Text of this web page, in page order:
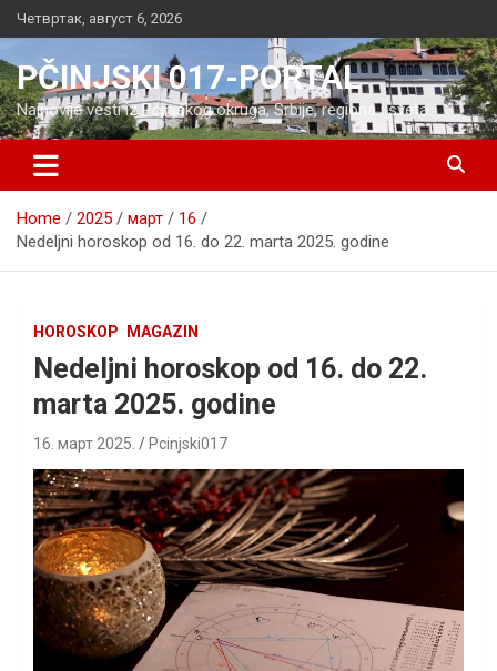
Skip
to
content
Четвртак, август 6, 2026
PČINJSKI 017-PORTAL
Najnovije vesti iz Pčinjskog okruga, Srbije, regiona i sveta
Home 2025 март
16
Nedeljni horoskop od 16. do 22. marta 2025. godine
HOROSKOP MAGAZIN
Nedeljni horoskop od 16. do 22.
marta 2025. godine
16. март 2025. Pcinjski017